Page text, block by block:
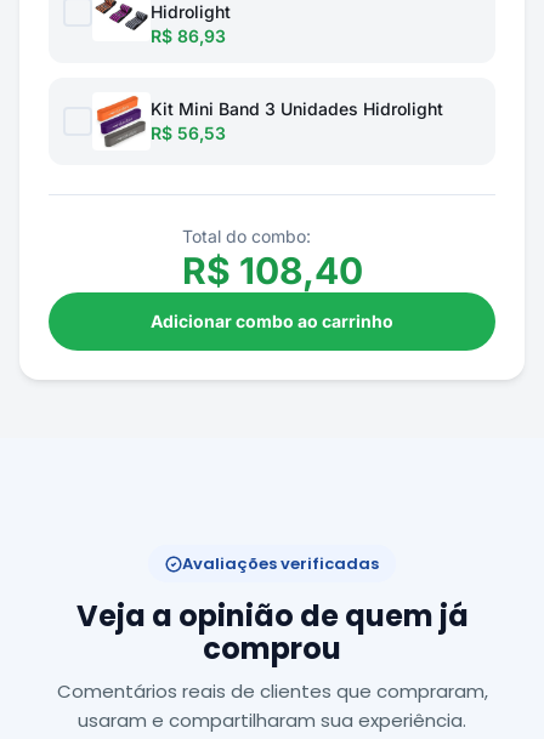
Hidrolight
R$ 86,93
Kit Mini Band 3 Unidades Hidrolight
R$ 56,53
Total do combo:
R$ 108,40
Adicionar combo ao carrinho
Avaliações verificadas
Veja a opinião de quem já
comprou
Comentários reais de clientes que compraram,
usaram e compartilharam sua experiência.